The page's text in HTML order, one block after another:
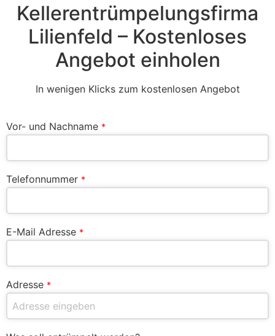
Kellerentrümpelungsfirma
Lilienfeld – Kostenloses
Angebot einholen
In wenigen Klicks zum kostenlosen Angebot
Vor- und Nachname *
Telefonnummer *
E-Mail Adresse *
Adresse *